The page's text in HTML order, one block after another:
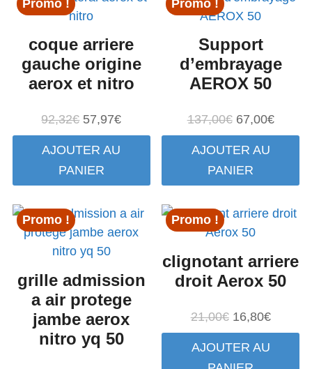
Promo !
coque arriere
gauche origine
aerox et nitro
92,32€ Le
prix
initial
était :
57,97€Le
prix
AJOUTER AU
PANIER
Promo !
Support
d’embrayage
AEROX 50
137,00€ Le
prix
initial
était :
67,00€Le
prix
AJOUTER AU
PANIER
Promo !
grille admission
a air protege
jambe aerox
nitro yq 50
Promo !
clignotant arriere
droit Aerox 50
21,00€ Le
prix
initial
16,80€Le
prix
AJOUTER AU